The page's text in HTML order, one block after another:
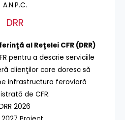
A.N.P.C.
DRR
al Reţelei CFR (DRR)
pentru a descrie serviciile
clienţilor care doresc să
infrastructura feroviară
de CFR.
2026